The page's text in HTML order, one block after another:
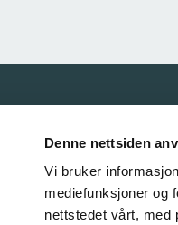
Denne nettsiden
Vi bruker
mediefunksjoner og
nettstedet vårt, med